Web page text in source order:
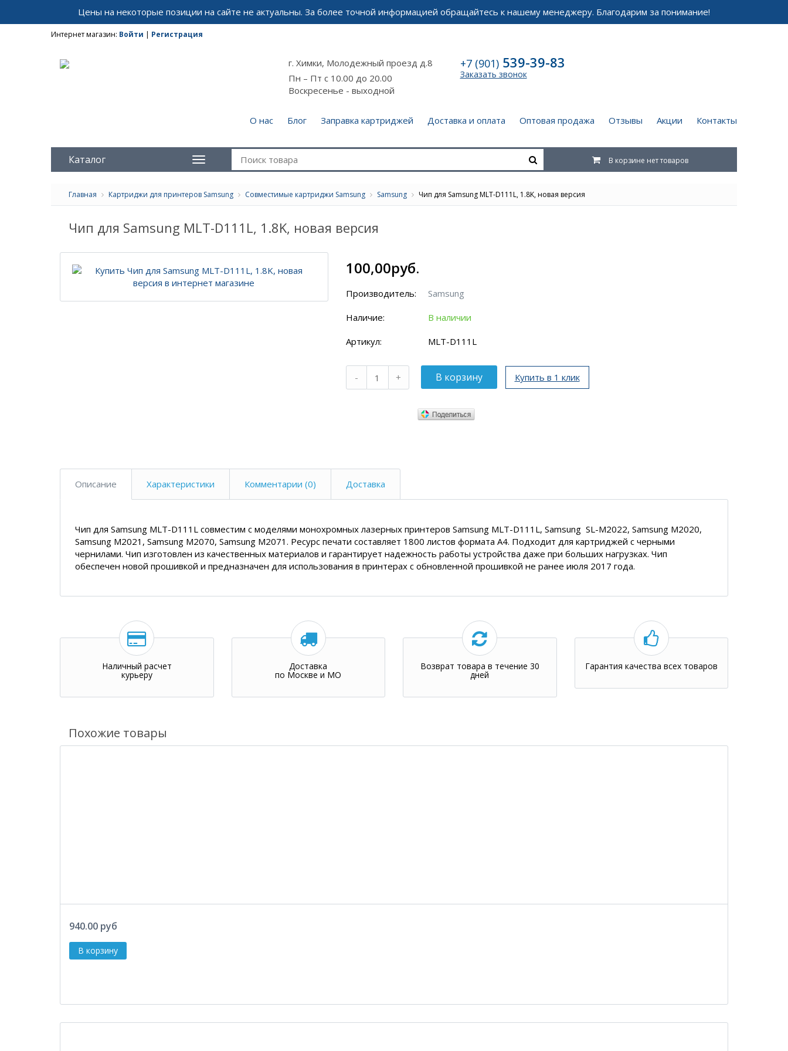
Цены на некоторые позиции на сайте не актуальны. За более точной информацией обращайтесь к нашему менеджеру. Благодарим за понимание!
Интернет магазин: Войти | Регистрация
г. Химки, Молодежный проезд д.8
Пн – Пт с 10.00 до 20.00
Воскресенье - выходной
+7 (901)539-39-83
Заказать звонок
О нас Блог Заправка картриджей Доставка и оплата Оптовая продажа Отзывы Акции Контакты
Каталог В корзине нет товаров
Главная Картриджи для принтеров Samsung Совместимые картриджи Samsung Samsung Чип для Samsung MLT-D111L, 1.8K, новая версия
Чип для Samsung MLT-D111L, 1.8K, новая версия
100,00руб.
Производитель: Samsung
Наличие: В наличии
Артикул: MLT-D111L
Купить в 1 клик
Описание Характеристики Комментарии (0) Доставка
Чип для Samsung MLT-D111L совместим с моделями монохромных лазерных принтеров Samsung MLT-D111L, Samsung SL-M2022, Samsung M2020,
Samsung M2021, Samsung M2070, Samsung M2071. Ресурс печати составляет 1800 листов формата А4. Подходит для картриджей с черными
чернилами. Чип изготовлен из качественных материалов и гарантирует надежность работы устройства даже при больших нагрузках. Чип
обеспечен новой прошивкой и предназначен для использования в принтерах с обновленной прошивкой не ранее июля 2017 года.
Наличный расчет
курьеру
Доставка
по Москве и МО
Возврат товара в течение 30
дней
Гарантия качества всех товаров
Похожие товары
940.00 руб